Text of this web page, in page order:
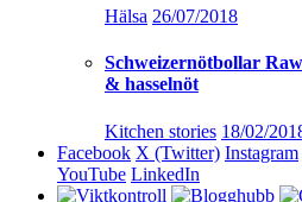
Hälsa 26/07/2018
Schweizernötbollar
& hasselnöt
Kitchen stories 18/02/
Facebook X (Twitter) Instagram
YouTube LinkedIn